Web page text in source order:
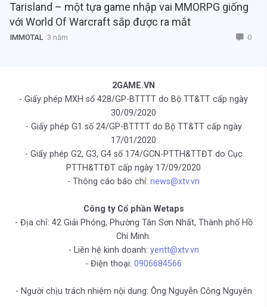
Tarisland – một tựa game nhập vai MMORPG giống
với World Of Warcraft sắp được ra mắt
IMMOTAL 3 năm 0
2GAME.VN
- Giấy phép MXH số 428/GP-BTTTT do Bộ TT&TT cấp ngày
30/09/2020
- Giấy phép G1 số 24/GP-BTTTT do Bộ TT&TT cấp ngày
17/01/2020
- Giấy phép G2, G3, G4 số 174/GCN-PTTH&TTĐT do Cục
PTTH&TTĐT cấp ngày 17/09/2020
- Thông cáo báo chí: news@xtv.vn
Công ty Cổ phần Wetaps
- Địa chỉ: 42 Giải Phóng, Phường Tân Sơn Nhất, Thành phố Hồ
Chí Minh.
- Liên hệ kinh doanh: yentt@xtv.vn
- Điện thoại: 0906684566
- Người chịu trách nhiệm nội dung: Ông Nguyễn Công Nguyên